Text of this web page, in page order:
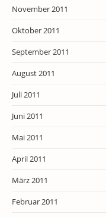
November 2011
Oktober 2011
September 2011
August 2011
Juli 2011
Juni 2011
Mai 2011
April 2011
März 2011
Februar 2011